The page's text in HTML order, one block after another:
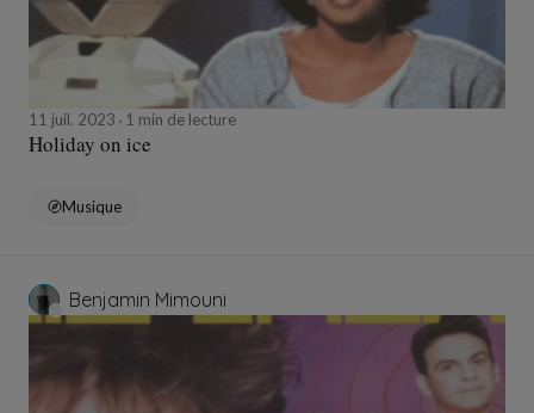
11 juil. 2023 1 min de lecture
Holiday on ice
Musique
Benjamin Mimouni